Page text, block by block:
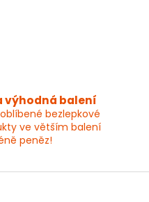
výhodná balení
bezlepkové
ve větším balení
peněz!